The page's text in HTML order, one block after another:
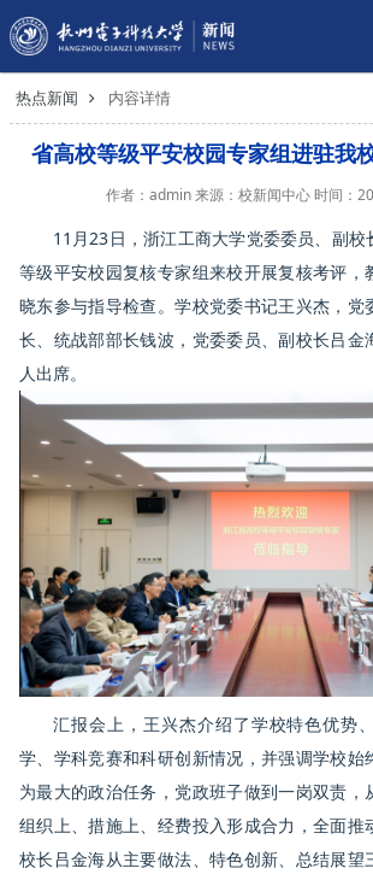
热点新闻 内容详情
省高校等级平安校园专家组进驻我
作者：admin 来源：校新闻中心 时间：
11月23日，浙江工商大学党委委员、副校
等级平安校园复核专家组来校开展复核考评，
晓东参与指导检查。学校党委书记王兴杰，党
长、统战部部长钱波，党委委员、副校长吕金
人出席。
汇报会上，王兴杰介绍了学校特色优势
学、学科竞赛和科研创新情况，并强调学校始
为最大的政治任务，党政班子做到一岗双责，
组织上、措施上、经费投入形成合力，全面推
校长吕金海从主要做法、特色创新、总结展望